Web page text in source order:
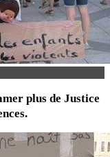
plus de Justice